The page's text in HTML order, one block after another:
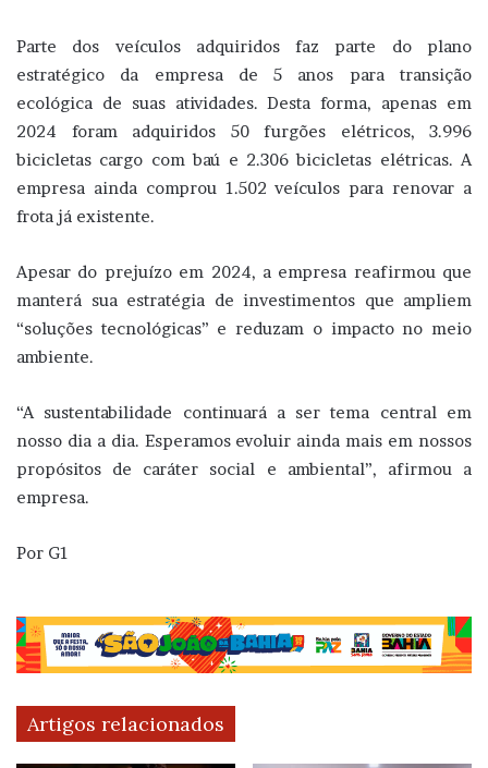
Parte dos veículos adquiridos faz parte do plano
estratégico da empresa de 5 anos para transição
ecológica de suas atividades. Desta forma, apenas em
2024 foram adquiridos 50 furgões elétricos, 3.996
bicicletas cargo com baú e 2.306 bicicletas elétricas. A
empresa ainda comprou 1.502 veículos para renovar a
frota já existente.
Apesar do prejuízo em 2024, a empresa reafirmou que
manterá sua estratégia de investimentos que ampliem
“soluções tecnológicas” e reduzam o impacto no meio
ambiente.
“A sustentabilidade continuará a ser tema central em
nosso dia a dia. Esperamos evoluir ainda mais em nossos
propósitos de caráter social e ambiental”, afirmou a
empresa.
Por G1
Artigos relacionados